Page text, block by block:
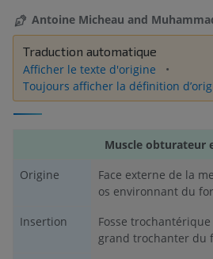
Antoine Micheau and
Traduction automatique
Afficher le texte d'origine
Toujours afficher la définition
Muscle obturateur
Origine
Face externe de la
os environnant du
Insertion
Fosse
grand trochanter du